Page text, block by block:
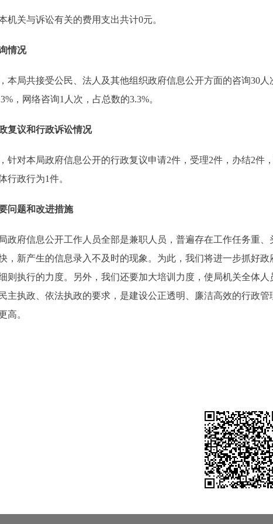
关与诉讼有关的费用支出共计0元。
情况
局共接受公民、法人及其他组织政府信息公开方面的咨询30人
，网络咨询1人次，占总数的3.3%。
议和行政诉讼情况
对本局政府信息公开的行政复议申请2件，受理2件，办结2件
行政行为1件。
题和改进措施
府信息公开工作人员全部是兼职人员，普遍存在工作任务重、
，新产生的信息录入不及时的现象。为此，我们将进一步抓好
则执行的力度。另外，我们还要加大培训力度，使局机关全体
主执政、依法执政的要求，是建设公正透明、廉洁高效的行政
高。